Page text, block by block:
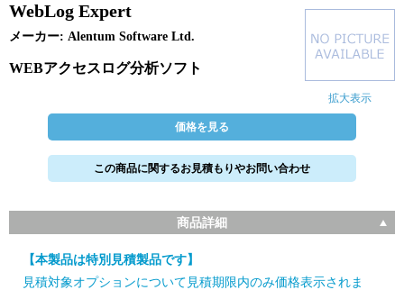
拡大表示
WebLog Expert
メーカー: Alentum Software Ltd.
WEBアクセスログ分析ソフト
価格を見る
この商品に関するお見積もりやお問い合わせ
商品詳細
【本製品は特別見積製品です】
見積対象オプションについて見積期限内のみ価格表示されま